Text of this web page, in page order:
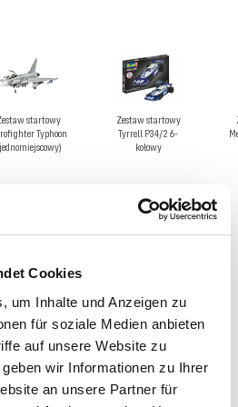
Cookies
um Inhalte und Anzeigen zu
für soziale Medien anbieten
auf unsere Website zu
wir Informationen zu Ihrer
an unsere Partner für
startowy
Typhoon
Zestaw startowy
Tyrrell P34/2 6-
kołowy
motorowych -
samodzielnego
motorowych są tak
łączą techniczną precyzję z
Każdy zestaw opowiada historię
które zapisały się w historii
odwzorowanie elementów